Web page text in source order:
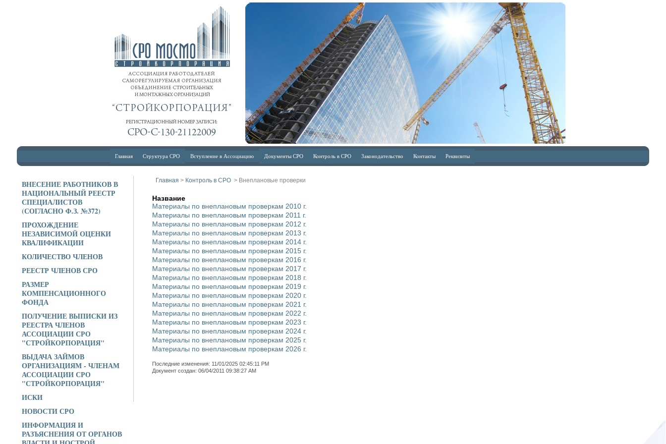
Главная Структура СРО Вступление в Ассоциацию Документы СРО Контроль в СРО Законодательство Контакты Реквизиты
ВНЕСЕНИЕ РАБОТНИКОВ В
НАЦИОНАЛЬНЫЙ РЕЕСТР
СПЕЦИАЛИСТОВ
(СОГЛАСНО Ф.З. №372)
ПРОХОЖДЕНИЕ
НЕЗАВИСИМОЙ ОЦЕНКИ
КВАЛИФИКАЦИИ
КОЛИЧЕСТВО ЧЛЕНОВ
РЕЕСТР ЧЛЕНОВ СРО
РАЗМЕР
КОМПЕНСАЦИОННОГО
ФОНДА
ПОЛУЧЕНИЕ ВЫПИСКИ ИЗ
РЕЕСТРА ЧЛЕНОВ
АССОЦИАЦИИ СРО
"СТРОЙКОРПОРАЦИЯ"
ВЫДАЧА ЗАЙМОВ
ОРГАНИЗАЦИЯМ - ЧЛЕНАМ
АССОЦИАЦИИ СРО
"СТРОЙКОРПОРАЦИЯ"
ИСКИ
НОВОСТИ СРО
ИНФОРМАЦИЯ И
РАЗЪЯСНЕНИЯ ОТ ОРГАНОВ
Главная > Контроль в СРО > Внеплановые проверки
Название
Материалы по внеплановым проверкам 2010 г.
Материалы по внеплановым проверкам 2011 г.
Материалы по внеплановым проверкам 2012 г.
Материалы по внеплановым проверкам 2013 г.
Материалы по внеплановым проверкам 2014 г.
Материалы по внеплановым проверкам 2015 г.
Материалы по внеплановым проверкам 2016 г.
Материалы по внеплановым проверкам 2017 г.
Материалы по внеплановым проверкам 2018 г.
Материалы по внеплановым проверкам 2019 г.
Материалы по внеплановым проверкам 2020 г.
Материалы по внеплановым проверкам 2021 г.
Материалы по внеплановым проверкам 2022 г.
Материалы по внеплановым проверкам 2023 г.
Материалы по внеплановым проверкам 2024 г.
Материалы по внеплановым проверкам 2025 г.
Материалы по внеплановым проверкам 2026 г.
Последние изменения: 11/01/2025 02:45:11 PM
Документ создан: 06/04/2011 09:38:27 AM